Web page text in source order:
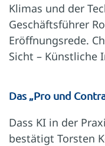
Klimas und der
Geschäftsführer
Eröffnungsrede.
Sicht – Künstliche
Das „Pro und
Dass KI in der
bestätigt Torsten